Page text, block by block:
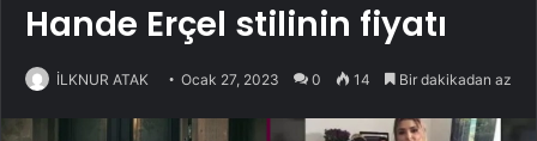
Hande Erçel stilinin fiyatı
İLKNUR ATAK Ocak 27, 2023 0 14 Bir dakikadan az